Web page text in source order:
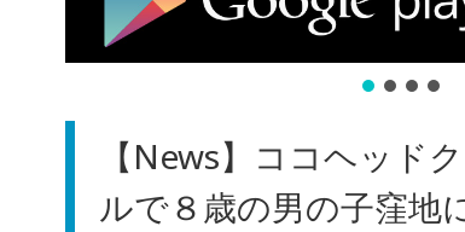
【News】ココヘッド
ルで８歳の男の子窪